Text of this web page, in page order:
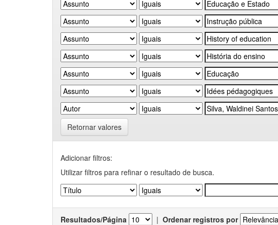
Retornar valores
Adicionar filtros:
Utilizar filtros para refinar o resultado de busca.
Resultados/Página | Ordenar registros por